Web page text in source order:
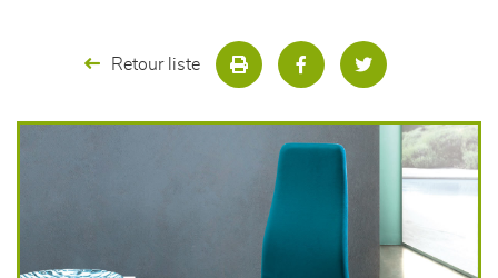
meubles de complément
Retour liste